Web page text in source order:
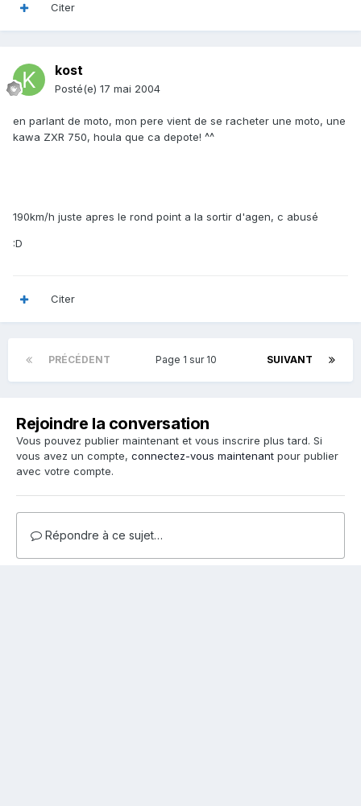
Citer
kost
Posté(e) 17 mai 2004
en parlant de moto, mon pere vient de se racheter une moto, une
kawa ZXR 750, houla que ca depote! ^^
190km/h juste apres le rond point a la sortir d'agen, c abusé
:D
Citer
PRÉCÉDENT SUIVANT
Page 1 sur 10
Rejoindre la conversation
Vous pouvez publier maintenant et vous inscrire plus tard. Si
vous avez un compte, connectez-vous maintenant pour publier
avec votre compte.
Répondre à ce sujet…